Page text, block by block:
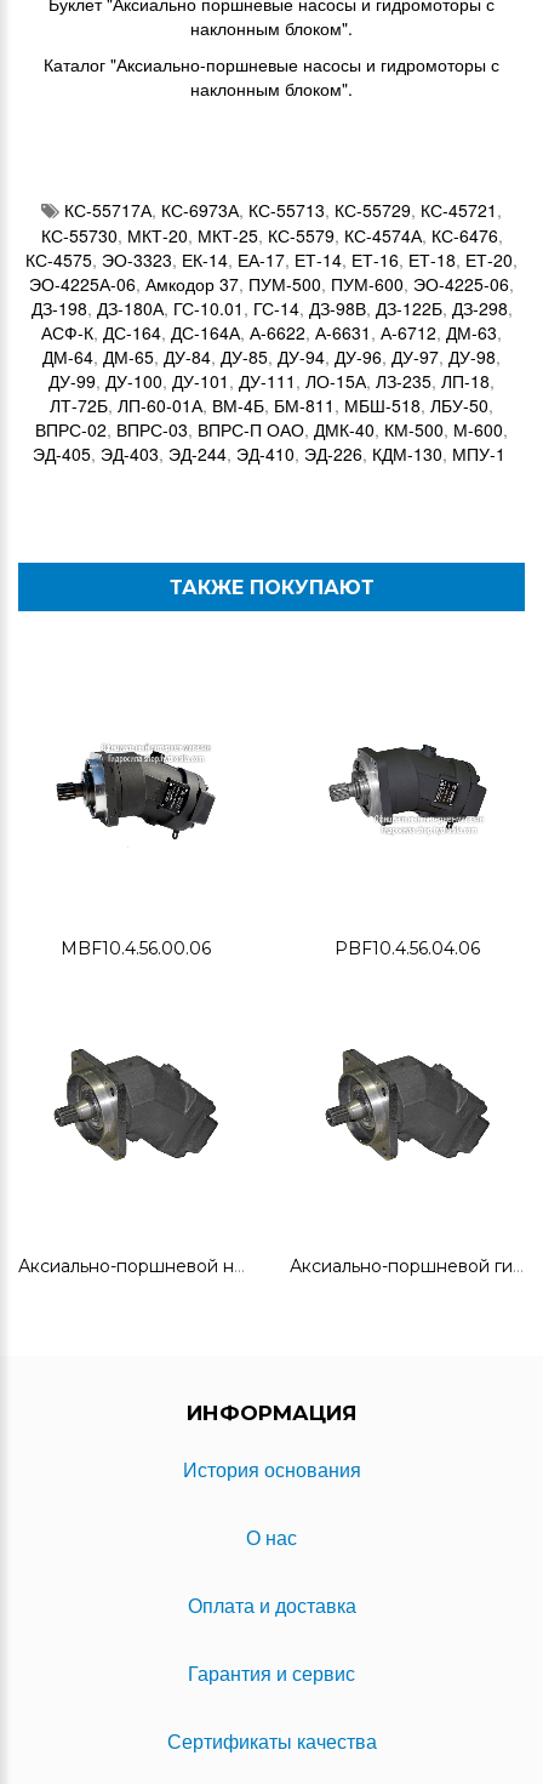
наклонным блоком".
Каталог "Аксиально-поршневые насосы и гидромоторы с
наклонным блоком".
КС-55717А, КС-6973А, КС-55713, КС-55729, КС-45721 ,
КС-55730, МКТ-20, МКТ-25, КС-5579, КС-4574А, КС-6476,
КС-4575, ЭО-3323, ЕК-14, ЕА-17, ЕТ-14, ЕТ-16, ЕТ-18, ЕТ-20,
ЭО-4225А-06, Амкодор 37, ПУМ-500, ПУМ-600, ЭО-4225-06,
ДЗ-198, ДЗ-180А, ГС-10.01 , ГС-14, ДЗ-98В, ДЗ-122Б, ДЗ-298,
АСФ-К, ДС-164, ДС-164А, А-6622, А-6631 , А-6712, ДМ-63,
ДМ-64, ДМ-65, ДУ-84, ДУ-85, ДУ-94, ДУ-96, ДУ-97, ДУ-98,
ДУ-99, ДУ-100, ДУ-101 , ДУ-111 , ЛО-15А, ЛЗ-235, ЛП-18,
ЛТ-72Б, ЛП-60-01А, ВМ-4Б, БМ-811 , МБШ-518, ЛБУ-50,
ВПРС-02, ВПРС-03, ВПРС-П ОАО, ДМК-40, КМ-500, М-600,
ЭД-405, ЭД-403, ЭД-244, ЭД-410, ЭД-226, КДМ-130, МПУ-1
ТАКЖЕ ПОКУПАЮТ
MBF10.4.56.00.06 PBF10.4.56.04.06
Аксиально-поршневой насос PBF20C.56/L-B0V06N Аксиально-поршневой гидромотор MBF20C.56/W-B0V06N
ИНФОРМАЦИЯ
История основания
О нас
Оплата и доставка
Гарантия и сервис
Сертификаты качества